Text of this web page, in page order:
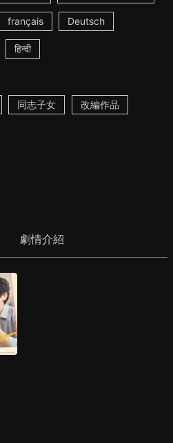
français Deutsch
हिन्दी
同志子女 改編作品
劇情介紹